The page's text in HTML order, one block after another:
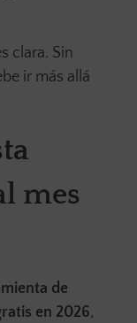
clara. Sin
ir más allá
mes
de
en 2026,